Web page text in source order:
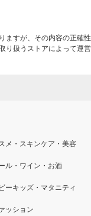
すが、その内容の正確
り扱うストアによって運
メ・スキンケア・美容
ル・ワイン・お酒
ーキッズ・マタニティ
ッション